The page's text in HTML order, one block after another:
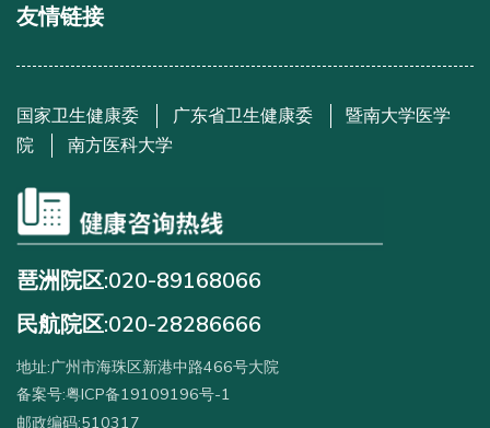
友情链接
国家卫生健康委 广东省卫生健康委
暨南大学医学
院
南方医科大学
琶洲院区:020-89168066
民航院区:020-28286666
地址:广州市海珠区新港中路466号大院
备案号:粤ICP备19109196号-1
邮政编码:510317